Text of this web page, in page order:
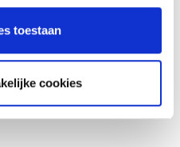
toestaan
cookies